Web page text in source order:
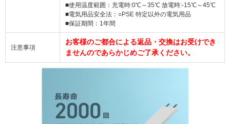
■使用温度範囲：充電時:0℃～35℃ 放電時:-15℃～45℃
■電気用品安全法：○PSE 特定以外の電気用品
■保証期間：1年間
注意事項
お客様のご都合による返品・交換はお受けでき
ませんのであらかじめご了承ください。